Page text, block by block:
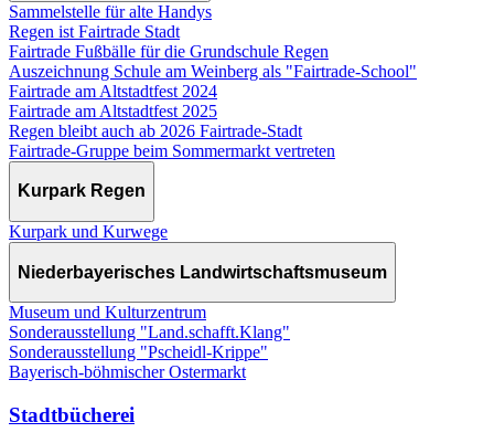
Sammelstelle für alte Handys
Regen ist Fairtrade Stadt
Fairtrade Fußbälle für die Grundschule Regen
Auszeichnung Schule am Weinberg als "Fairtrade-School"
Fairtrade am Altstadtfest 2024
Fairtrade am Altstadtfest 2025
Regen bleibt auch ab 2026 Fairtrade-Stadt
Fairtrade-Gruppe beim Sommermarkt vertreten
Kurpark Regen
Kurpark und Kurwege
Niederbayerisches Landwirtschaftsmuseum
Museum und Kulturzentrum
Sonderausstellung "Land.schafft.Klang"
Sonderausstellung "Pscheidl-Krippe"
Bayerisch-böhmischer Ostermarkt
Stadtbücherei